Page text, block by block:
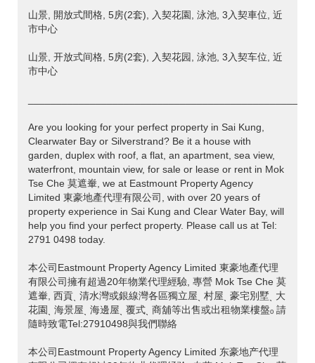
山景, 開放式間格, 5房(2套), 入契花園, 泳池, 3入契車位, 近
市中心
山景, 开放式间格, 5房(2套), 入契花园, 泳池, 3入契车位, 近
市中心
Are you looking for your perfect property in Sai Kung,
Clearwater Bay or Silverstrand? Be it a house with
garden, duplex with roof, a flat, an apartment, sea view,
waterfront, mountain view, for sale or lease or rent in Mok
Tse Che 莫遮輋, we at Eastmount Property Agency
Limited 東豪地產代理有限公司, with over 20 years of
property experience in Sai Kung and Clear Water Bay, will
help you find your perfect property. Please call us at Tel:
2791 0498 today.
本公司Eastmount Property Agency Limited 東豪地產代理
有限公司擁有超過20年物業代理經驗, 專營 Mok Tse Che 莫
遮輋, 西貢ˎ 清水灣或銀線灣各區獨立屋ˎ 村屋ˎ 豪宅別墅ˎ 大
花園ˎ 海景屋ˎ 海邊屋ˎ 覆式ˎ 商舖等出售或出租物業樓盤ₒ 請
隨時致電Tel:27910498與我們聯絡
本公司Eastmount Property Agency Limited 东豪地产代理